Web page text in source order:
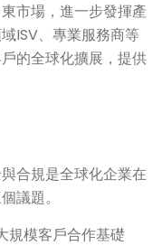
市場，進一步發揮產
ISV、專業服務商等
的全球化擴展，提供
合規是全球化企業在
議題。
模客戶合作基礎